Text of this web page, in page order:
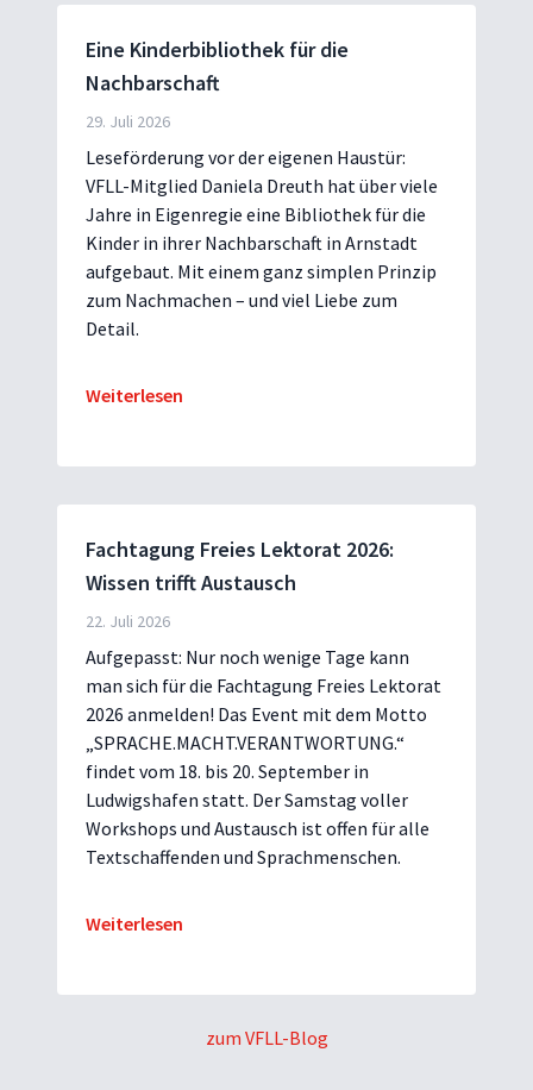
Eine Kinderbibliothek für die
Nachbarschaft
29. Juli 2026
Leseförderung vor der eigenen Haustür:
VFLL-Mitglied Daniela Dreuth hat über viele
Jahre in Eigenregie eine Bibliothek für die
Kinder in ihrer Nachbarschaft in Arnstadt
aufgebaut. Mit einem ganz simplen Prinzip
zum Nachmachen – und viel Liebe zum
Detail.
Weiterlesen
Fachtagung Freies Lektorat 2026:
Wissen trifft Austausch
22. Juli 2026
Aufgepasst: Nur noch wenige Tage kann
man sich für die Fachtagung Freies Lektorat
2026 anmelden! Das Event mit dem Motto
„SPRACHE.MACHT.VERANTWORTUNG.“
findet vom 18. bis 20. September in
Ludwigshafen statt. Der Samstag voller
Workshops und Austausch ist offen für alle
Textschaffenden und Sprachmenschen.
Weiterlesen
zum VFLL-Blog